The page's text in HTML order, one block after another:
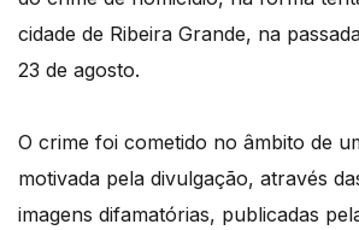
cidade de Ribeira Grande, na
23 de agosto.
O crime foi cometido no âmbito de
motivada pela divulgação, através
imagens difamatórias, publicadas